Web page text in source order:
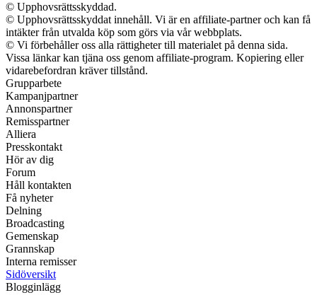
© Upphovsrättsskyddad.
© Upphovsrättsskyddat innehåll. Vi är en affiliate-partner och kan få
intäkter från utvalda köp som görs via vår webbplats.
© Vi förbehåller oss alla rättigheter till materialet på denna sida.
Vissa länkar kan tjäna oss genom affiliate-program. Kopiering eller
vidarebefordran kräver tillstånd.
Grupparbete
Kampanjpartner
Annonspartner
Remisspartner
Alliera
Presskontakt
Hör av dig
Forum
Håll kontakten
Få nyheter
Delning
Broadcasting
Gemenskap
Grannskap
Interna remisser
Sidöversikt
Blogginlägg